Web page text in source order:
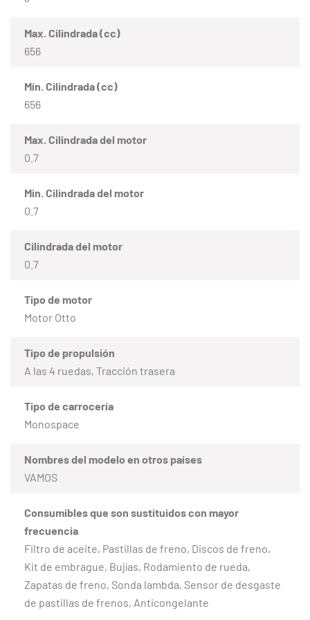
Max. Cilindrada (cc)
656
Mín. Cilindrada (cc)
656
Max. Cilindrada del motor
0.7
Mín. Cilindrada del motor
0.7
Cilindrada del motor
0.7
Tipo de motor
Motor Otto
Tipo de propulsión
A las 4 ruedas, Tracción trasera
Tipo de carrocería
Monospace
Nombres del modelo en otros países
VAMOS
Consumibles que son sustituidos con mayor
frecuencia
Filtro de aceite, Pastillas de freno, Discos de freno,
Kit de embrague, Bujías, Rodamiento de rueda,
Zapatas de freno, Sonda lambda, Sensor de desgaste
de pastillas de frenos, Anticongelante